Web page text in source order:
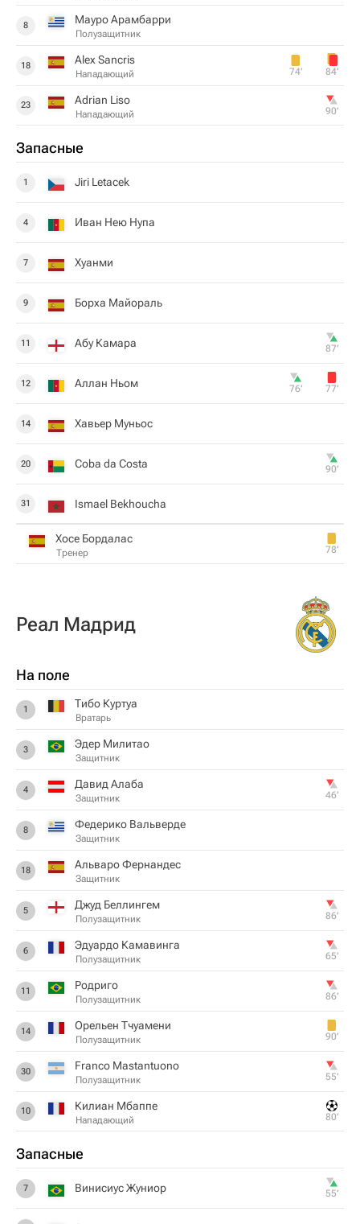
8 Мауро Арамбарри
Полузащитник
18 Alex Sancris
Нападающий 74‎’‎ 84‎’‎
23 Adrian Liso
Нападающий 90‎’‎
Запасные
1 Jiri Letacek
4 Иван Нею Нупа
7 Хуанми
9 Борха Майораль
11 Абу Камара 87‎’‎
12 Аллан Ньом 76‎’‎ 77‎’‎
14 Хавьер Муньос
20 Coba da Costa 90‎’‎
31 Ismael Bekhoucha
Хосе Бордалас
Тренер 78‎’‎
Реал Мадрид
На поле
1 Тибо Куртуа
Вратарь
3 Эдер Милитао
Защитник
4 Давид Алаба
Защитник 46‎’‎
8 Федерико Вальверде
Защитник
18 Альваро Фернандес
Защитник
5 Джуд Беллингем
Полузащитник 86‎’‎
6 Эдуардо Камавинга
Полузащитник 65‎’‎
11 Родриго
Полузащитник 86‎’‎
14 Орельен Тчуамени
Полузащитник 90‎’‎
30 Franco Mastantuono
Полузащитник 55‎’‎
10 Килиан Мбаппе
Нападающий 80‎’‎
Запасные
7 Винисиус Жуниор 55‎’‎